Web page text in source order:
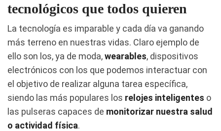
tecnológicos que todos quieren
La tecnología es imparable y cada día va ganando
más terreno en nuestras vidas. Claro ejemplo de
ello son los, ya de moda,wearables, dispositivos
electrónicos con los que podemos interactuar con
el objetivo de realizar alguna tarea específica,
siendo las más populares los relojes inteligentes o
las pulseras capaces de monitorizar nuestra salud
o actividad física.